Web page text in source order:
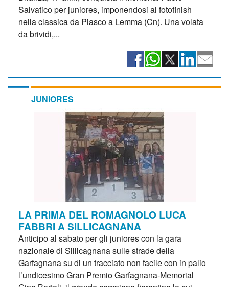
Salvatico per juniores, imponendosi al fotofinish
nella classica da Piasco a Lemma (Cn). Una volata
da brividi,...
JUNIORES
LA PRIMA DEL ROMAGNOLO LUCA
FABBRI A SILLICAGNANA
Anticipo al sabato per gli juniores con la gara
nazionale di Sillicagnana sulle strade della
Garfagnana su di un tracciato non facile con in palio
l’undicesimo Gran Premio Garfagnana-Memorial